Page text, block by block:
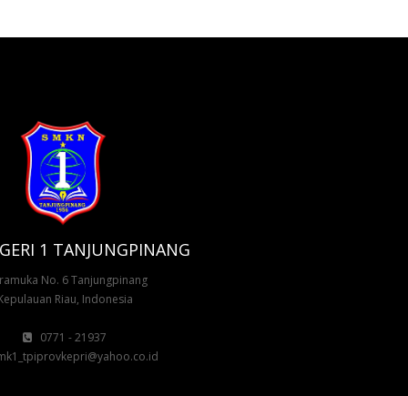
1 TANJUNGPINANG
No. 6 Tanjungpinang
Riau, Indonesia
0771 - 21937